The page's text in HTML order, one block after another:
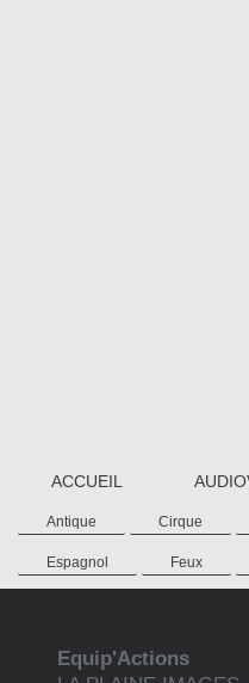
ACCUEIL
Antique Cirque
Espagnol Feux
Equip'Actions